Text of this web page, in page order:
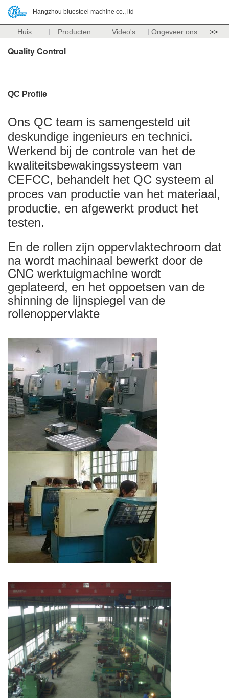
Hangzhou bluesteel machine co., ltd
Huis Producten Video's Ongeveer ons >>
Quality Control
QC Profile
Ons QC team is samengesteld uit
deskundige ingenieurs en technici.
Werkend bij de controle van het de
kwaliteitsbewakingssysteem van
CEFCC, behandelt het QC systeem al
proces van productie van het materiaal,
productie, en afgewerkt product het
testen.
En de rollen zijn oppervlaktechroom dat
na wordt machinaal bewerkt door de
CNC werktuigmachine wordt
geplateerd, en het oppoetsen van de
shinning de lijnspiegel van de
rollenoppervlakte